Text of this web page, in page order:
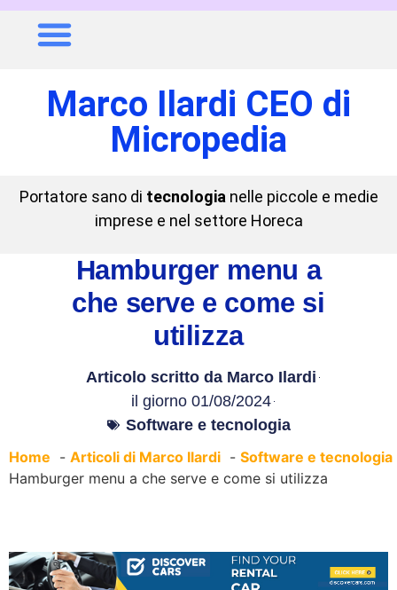
Marco Ilardi CEO di
Micropedia
Portatore sano di tecnologia nelle piccole e medie
imprese e nel settore Horeca
Hamburger menu a
che serve e come si
utilizza
Articolo scritto da Marco Ilardi
il giorno 01/08/2024
Software e tecnologia
Home
Articoli di Marco Ilardi
Software e tecnologia
Hamburger menu a che serve e come si utilizza